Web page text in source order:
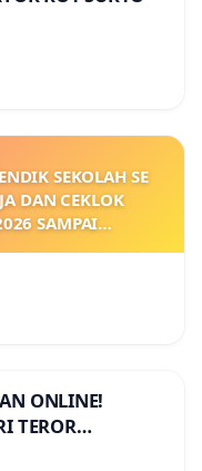
SEKOLAH SE
DAN CEKLOK
SAMPAI
POKOK
ONLINE!
TEROR